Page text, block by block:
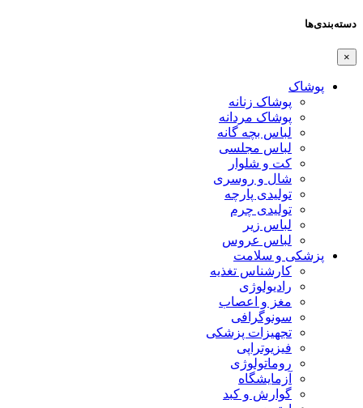
دسته‌بندی‌ها
×
پوشاک
پوشاک زنانه
پوشاک مردانه
لباس بچه گانه
لباس مجلسی
کت و شلوار
شال و روسری
تولیدی پارچه
تولیدی چرم
لباس زیر
لباس عروس
پزشکی و سلامت
کارشناس تغذیه
رادیولوژی
مغز و اعصاب
سونوگرافی
تجهیزات پزشکی
فیزیوتراپی
روماتولوژی
آزمایشگاه
گوارش و کبد